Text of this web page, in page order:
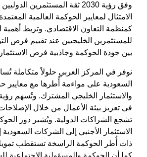
وفق رؤية 2030
ثقة المستثمرين
الامتثال لمعايير الحوكمة العالمية
كمنظمة التعاون الاقتصادي. وتربط
للمستثمرين الخليجيين عند تقييم فرص
بين جودة الحوكمة وجاذبية فرص
نوفر في المركز العربي حلولاً متكاملة
السعودية على مواءمة أُطرها مع معايير
والاستثمار الخليجي المشترك. وتُسهم رؤية
في تعزيز بيئة الأعمال من خلال الإصلاحات
تشجع الشراكات الدولية. ويُشير دور
الاستثمار الأجنبي إلى الشركات السعودية
ذات أُطر الحوكمة الراسخة تستقطب
كما أن الحوكمة والمسؤولية الاجتماعية